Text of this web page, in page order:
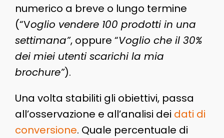
numerico a breve o lungo termine
(“Voglio vendere 100 prodotti in una
settimana”, oppure “Voglio che il 30%
dei miei utenti scarichi la mia
brochure”).
Una volta stabiliti gli obiettivi, passa
all’osservazione e all’analisi dei dati di
conversione. Quale percentuale di